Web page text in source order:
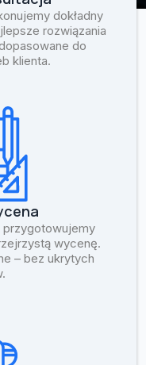
dokładny
rozwiązania
do
klienta.
przygotowujemy
wycenę.
– bez ukrytych